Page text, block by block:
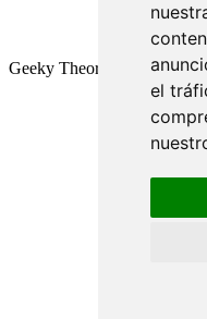
el
Geeky Theory © 2026